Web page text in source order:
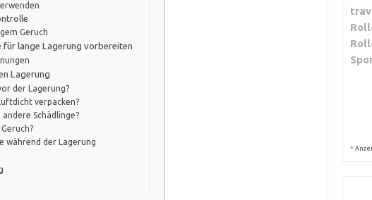
Geruch
lange Lagerung vorbereiten
Lagerung
der Lagerung?
verpacken?
Schädlinge?
während der Lagerung
*